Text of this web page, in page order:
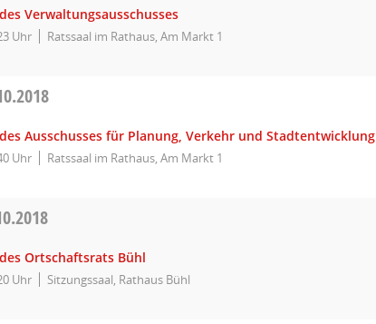
Verwaltungsausschusses
Uhr Ratssaal im Rathaus, Am Markt 1
Ausschusses für Planung, Verkehr und Stadtentwicklung
Uhr Ratssaal im Rathaus, Am Markt 1
Ortschaftsrats Bühl
Uhr Sitzungssaal, Rathaus Bühl